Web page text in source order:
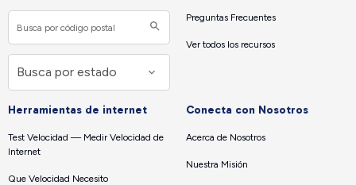
Preguntas Frecuentes
Ver todos los recursos
Herramientas de internet
Test Velocidad — Medir Velocidad de
Internet
Que Velocidad Necesito
Conecta con Nosotros
Acerca de Nosotros
Nuestra Misión